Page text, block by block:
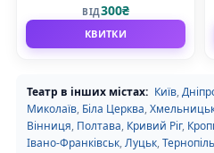
ВІД300₴
КВИТКИ
Театр в інших містах: Київ,
Миколаїв, Біла Церква,
Вінниця, Полтава, Кривий Ріг,
Івано-Франківськ,Луцьк,Тернопіль